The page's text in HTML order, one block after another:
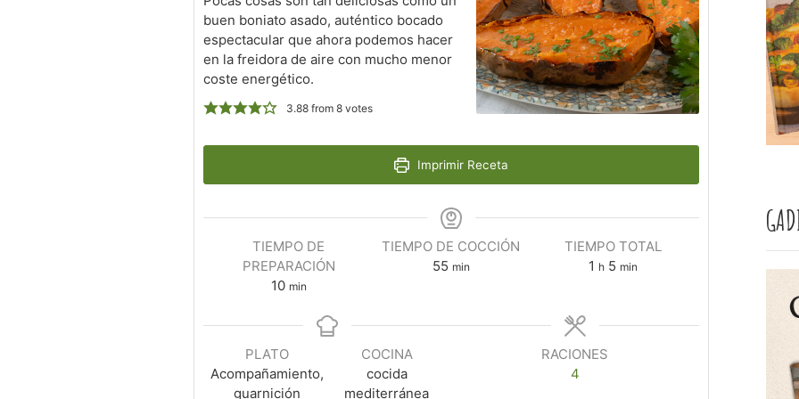
buen boniato asado, auténtico bocado
espectacular que ahora podemos hacer
en la freidora de aire con mucho menor
coste energético.
3.88from 8votes
Imprimir Receta
TIEMPO DE
PREPARACIÓN
10 min
TIEMPO DE COCCIÓN
55 min
TIEMPO TOTAL
1 h 5 min
PLATO
Acompañamiento,
guarnición
COCINA
cocida
mediterránea
RACIONES
4